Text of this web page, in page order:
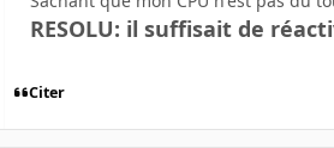
RESOLU: il suffisait de
Citer